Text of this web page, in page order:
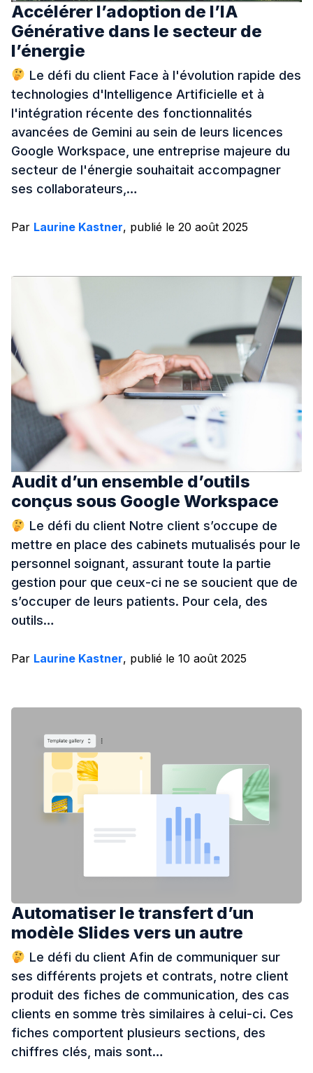
Accélérer l’adoption de l’IA
Générative dans le secteur de
l’énergie
Le défi du client Face à l'évolution rapide des
technologies d'Intelligence Artificielle et à
l'intégration récente des fonctionnalités
avancées de Gemini au sein de leurs licences
Google Workspace, une entreprise majeure du
secteur de l'énergie souhaitait accompagner
ses collaborateurs,…
Par Laurine Kastner, publié le 20 août 2025
Audit d’un ensemble d’outils
conçus sous Google Workspace
Le défi du client Notre client s’occupe de
mettre en place des cabinets mutualisés pour le
personnel soignant, assurant toute la partie
gestion pour que ceux-ci ne se soucient que de
s’occuper de leurs patients. Pour cela, des
outils…
Par Laurine Kastner, publié le 10 août 2025
Automatiser le transfert d’un
modèle Slides vers un autre
Le défi du client Afin de communiquer sur
ses différents projets et contrats, notre client
produit des fiches de communication, des cas
clients en somme très similaires à celui-ci. Ces
fiches comportent plusieurs sections, des
chiffres clés, mais sont…